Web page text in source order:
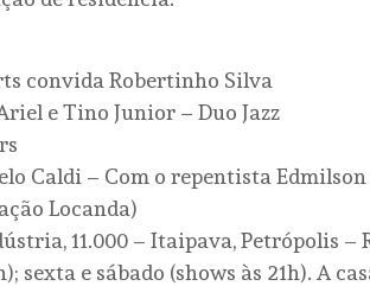
convida Robertinho Silva
e Tino Junior – Duo Jazz
Caldi – Com o repentista
Locanda)
11.000 – Itaipava, Petrópolis –
e sábado (shows às 21h). A